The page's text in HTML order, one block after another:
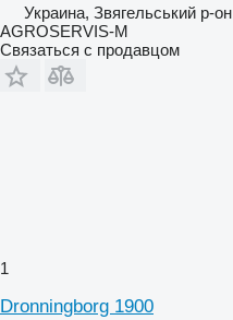
Украина, Звягельський р-он
AGROSERVIS-M
Связаться с продавцом
1
Dronningborg 1900